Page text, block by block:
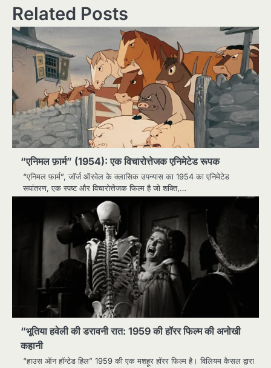
Related Posts
“एनिमल फ़ार्म” (1954): एक विचारोत्तेजक एनिमेटेड रूपक
“एनिमल फ़ार्म”, जॉर्ज ऑरवेल के क्लासिक उपन्यास का 1954 का एनिमेटेड
रूपांतरण, एक स्पष्ट और विचारोत्तेजक फिल्म है जो शक्ति,…
“भूतिया हवेली की डरावनी रात: 1959 की हॉरर फिल्म की अनोखी
कहानी
“हाउस ऑन हॉन्टेड हिल” 1959 की एक मशहूर हॉरर फिल्म है। विलियम कैसल द्वारा